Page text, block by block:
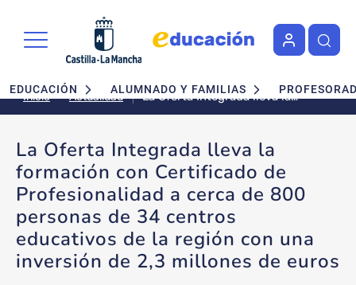
Navegación principal
EDUCACIÓN ALUMNADO Y FAMILIAS
Inicio Actualidad
La Oferta Integrada lleva la
formación con Certificado de
personas de 34 centros
educativos de la región con una
inversión de 2,3 millones de
euros
La Oferta Integrada lleva la
formación con Certificado de
Profesionalidad a cerca de 800
personas de 34 centros
educativos de la región con una
inversión de 2,3 millones de euros